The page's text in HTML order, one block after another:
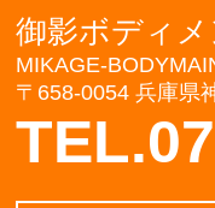
御影ボディ
MIKAGE-
〒658-0054 兵庫県